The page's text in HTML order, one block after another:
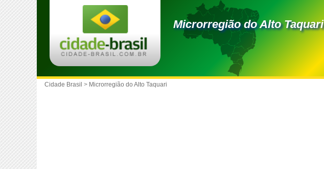
Microrregião do Alto Taquari
Cidade Brasil > Microrregião do Alto Taquari